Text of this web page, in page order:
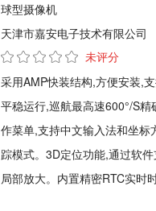
球型摄像机
天津市嘉安电子技术有限公司
未评分
采用AMP快装结构,方便安装,
平稳运行,巡航最高速600°/S
作菜单,支持中文输入法和坐标
踪模式。3D定位功能,通过软
局部放大。内置精密RTC实时